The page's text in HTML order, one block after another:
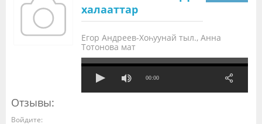
халааттар
Егор Андреев-Хоһуунай тыл., Анна
Тотонова мат
00:00
Отзывы:
Войдите: